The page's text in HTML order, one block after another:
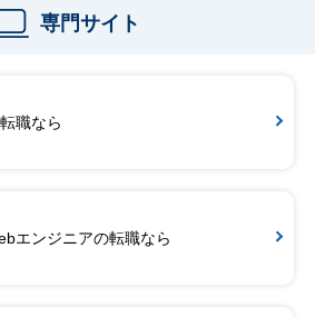
専門サイト
職なら
エンジニアの転職なら